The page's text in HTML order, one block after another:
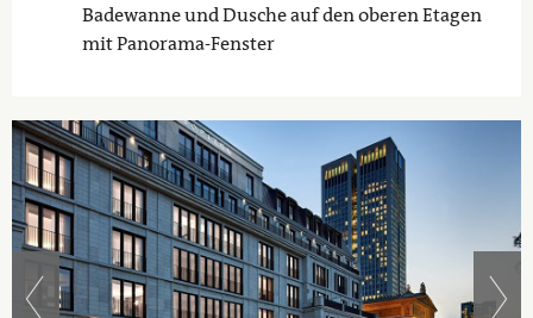
Badewanne und Dusche auf den oberen Etagen
mit Panorama-Fenster